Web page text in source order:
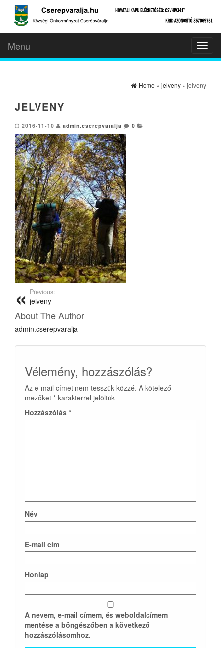
Menu
Home » jelveny » jelveny
JELVENY
2016-11-10 admin.cserepvaralja 0
Previous:
jelveny
About The Author
admin.cserepvaralja
Vélemény, hozzászólás?
Az e-mail címet nem tesszük közzé. A kötelező
mezőket * karakterrel jelöltük
Hozzászólás *
Név
E-mail cím
Honlap
A nevem, e-mail címem, és weboldalcímem
mentése a böngészőben a következő
hozzászólásomhoz.